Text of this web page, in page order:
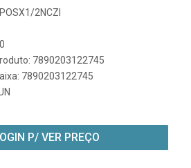
2NCZI
7890203122745
7890203122745
P/ VER PREÇO